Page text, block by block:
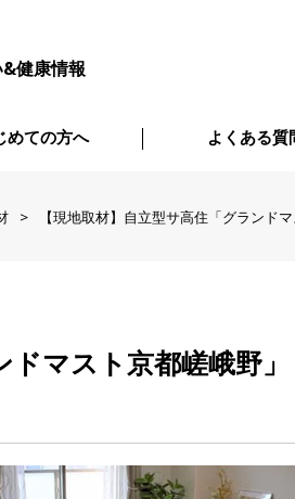
健康情報
めての方へ よくある質
【現地取材】自立型サ高住「グランド
ドマスト京都嵯峨野